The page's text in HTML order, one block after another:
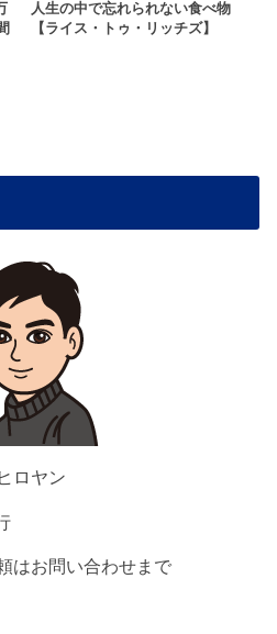
人生の中で忘れられない食べ物
【ライス・トゥ・リッチズ】
ヒロヤン
はお問い合わせまで